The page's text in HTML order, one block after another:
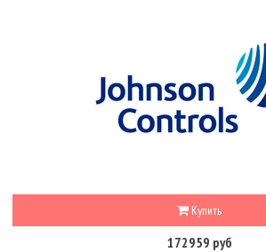
Купить
172959 руб